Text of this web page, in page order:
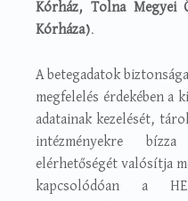
Kórház, Tolna Megyei
Kórháza).
A betegadatok
megfelelés érdekében a
adatainak kezelését,
intézményekre
elérhetőségét valósítja
kapcsolódóan a